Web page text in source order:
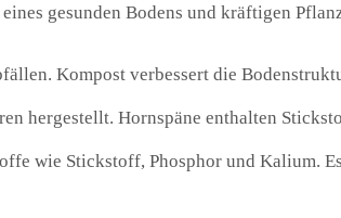
gesunden Bodens und kräftigen
Kompost verbessert die
hergestellt. Hornspäne enthalten
wie Stickstoff, Phosphor und Kalium.